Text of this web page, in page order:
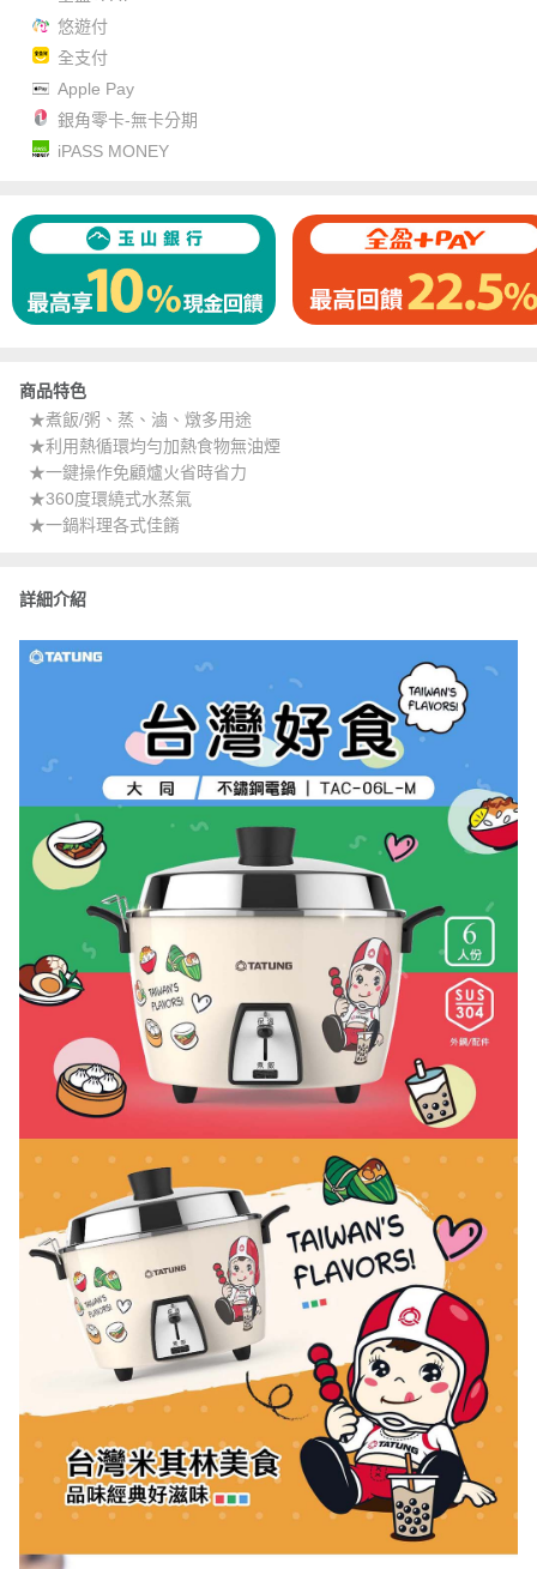
悠遊付
全支付
Apple Pay
銀角零卡-無卡分期
iPASS MONEY
商品特色
★煮飯/粥、蒸、滷、燉多用途
★利用熱循環均勻加熱食物無油煙
★一鍵操作免顧爐火省時省力
★360度環繞式水蒸氣
★一鍋料理各式佳餚
詳細介紹